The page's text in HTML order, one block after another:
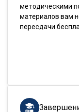
методическими
материалов вам
пересдачи